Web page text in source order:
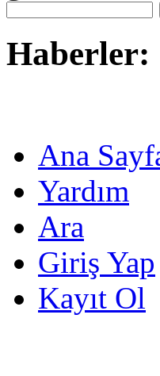
Haberler:
Ana
Yardım
Ara
Giriş Yap
Kayıt Ol